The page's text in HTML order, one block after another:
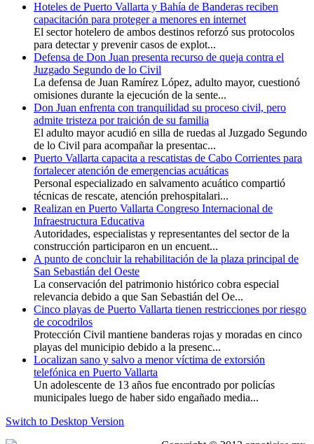
Hoteles de Puerto Vallarta y Bahía de Banderas reciben
capacitación para proteger a menores en internet
El sector hotelero de ambos destinos reforzó sus protocolos
para detectar y prevenir casos de explot...
Defensa de Don Juan presenta recurso de queja contra el
Juzgado Segundo de lo Civil
La defensa de Juan Ramírez López, adulto mayor, cuestionó
omisiones durante la ejecución de la sente...
Don Juan enfrenta con tranquilidad su proceso civil, pero
admite tristeza por traición de su familia
El adulto mayor acudió en silla de ruedas al Juzgado Segundo
de lo Civil para acompañar la presentac...
Puerto Vallarta capacita a rescatistas de Cabo Corrientes para
fortalecer atención de emergencias acuáticas
Personal especializado en salvamento acuático compartió
técnicas de rescate, atención prehospitalari...
Realizan en Puerto Vallarta Congreso Internacional de
Infraestructura Educativa
Autoridades, especialistas y representantes del sector de la
construcción participaron en un encuent...
A punto de concluir la rehabilitación de la plaza principal de
San Sebastián del Oeste
La conservación del patrimonio histórico cobra especial
relevancia debido a que San Sebastián del Oe...
Cinco playas de Puerto Vallarta tienen restricciones por riesgo
de cocodrilos
Protección Civil mantiene banderas rojas y moradas en cinco
playas del municipio debido a la presenc...
Localizan sano y salvo a menor víctima de extorsión
telefónica en Puerto Vallarta
Un adolescente de 13 años fue encontrado por policías
municipales luego de haber sido engañado media...
Switch to Desktop Version